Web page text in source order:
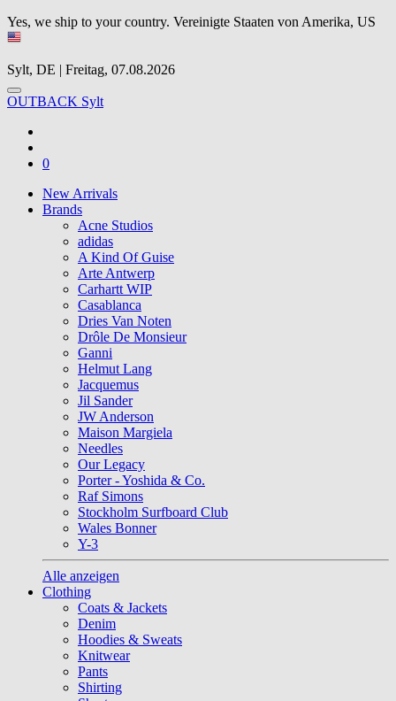
Yes, we ship to your country. Vereinigte Staaten von Amerika, US
Sylt, DE | Freitag, 07.08.2026
OUTBACK Sylt
0
New Arrivals
Brands
Acne Studios
adidas
A Kind Of Guise
Arte Antwerp
Carhartt WIP
Casablanca
Dries Van Noten
Drôle De Monsieur
Ganni
Helmut Lang
Jacquemus
Jil Sander
JW Anderson
Maison Margiela
Needles
Our Legacy
Porter - Yoshida & Co.
Raf Simons
Stockholm Surfboard Club
Wales Bonner
Y-3
Alle anzeigen
Clothing
Coats & Jackets
Denim
Hoodies & Sweats
Knitwear
Pants
Shirting